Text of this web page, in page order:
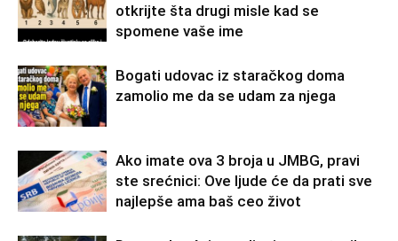
otkrijte šta drugi misle kad se
spomene vaše ime
Bogati udovac iz staračkog doma
zamolio me da se udam za njega
Ako imate ova 3 broja u JMBG, pravi
ste srećnici: Ove ljude će da prati sve
najlepše ama baš ceo život